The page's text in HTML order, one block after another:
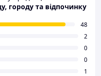
городу та відпочинку
48
2
0
0
1